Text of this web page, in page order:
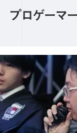
プロゲーマ